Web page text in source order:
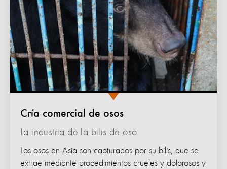
Cría comercial de osos
La industria de la bilis de oso
Los osos en Asia son capturados por su bilis, que se
extrae mediante procedimientos crueles y dolorosos y